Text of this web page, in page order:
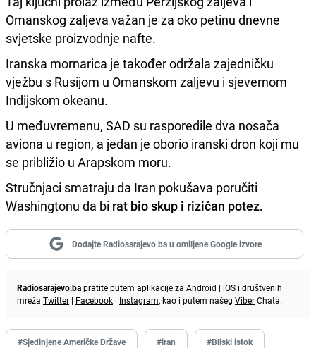
Omanskog zaljeva važan je za oko petinu dnevne
svjetske proizvodnje nafte.
Iranska mornarica je također održala zajedničku
vježbu s Rusijom u Omanskom zaljevu i sjevernom
Indijskom okeanu.
U međuvremenu, SAD su rasporedile dva nosača
aviona u region, a jedan je oborio iranski dron koji mu
se približio u Arapskom moru.
Stručnjaci smatraju da Iran pokušava poručiti
Washingtonu da bi rat bio skup i rizičan potez.
Dodajte Radiosarajevo.ba u omiljene Google izvore
Radiosarajevo.bapratite putem aplikacije za Android | iOS i društvenih
mreža Twitter | Facebook | Instagram, kao i putem našeg ViberChata.
#Sjedinjene Američke Države #iran #Bliski istok